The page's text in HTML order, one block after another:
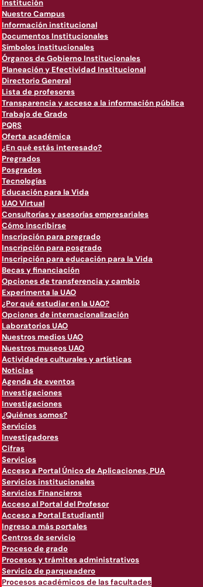
Institución
Nuestro Campus
Información institucional
Documentos Institucionales
Símbolos institucionales
Órganos de Gobierno Institucionales
Planeación y Efectividad Institucional
Directorio General
Lista de profesores
Transparencia y acceso a la información pública
Trabajo de Grado
PQRS
Oferta académica
¿En qué estás interesado?
Pregrados
Posgrados
Tecnologías
Educación para la Vida
UAO Virtual
Consultorías y asesorías empresariales
Cómo inscribirse
Inscripción para pregrado
Inscripción para posgrado
Inscripción para educación para la Vida
Becas y financiación
Opciones de transferencia y cambio
Experimenta la UAO
¿Por qué estudiar en la UAO?
Opciones de internacionalización
Laboratorios UAO
Nuestros medios UAO
Nuestros museos UAO
Actividades culturales y artísticas
Noticias
Agenda de eventos
Investigaciones
Investigaciones
¿Quiénes somos?
Servicios
Investigadores
Cifras
Servicios
Acceso a Portal Único de Aplicaciones, PUA
Servicios institucionales
Servicios Financieros
Acceso al Portal del Profesor
Acceso a Portal Estudiantil
Ingreso a más portales
Centros de servicio
Proceso de grado
Procesos y trámites administrativos
Servicio de parqueadero
Procesos académicos de las facultades